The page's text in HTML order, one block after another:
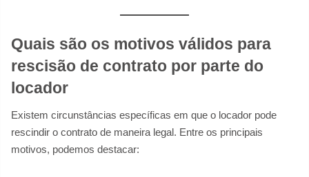
Quais são os motivos válidos para
rescisão de contrato por parte do
locador
Existem circunstâncias específicas em que o locador pode
rescindir o contrato de maneira legal. Entre os principais
motivos, podemos destacar: